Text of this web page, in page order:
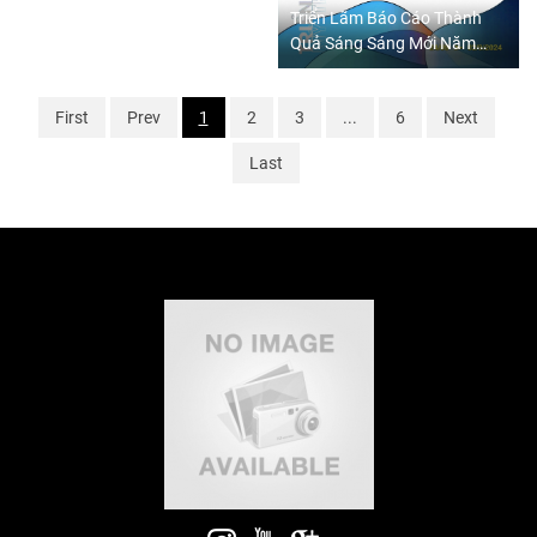
Triển Lãm Báo Cáo Thành
Quả Sáng Sáng Mới Năm
2024
First Prev 1 2 3 ... 6 Next
Last